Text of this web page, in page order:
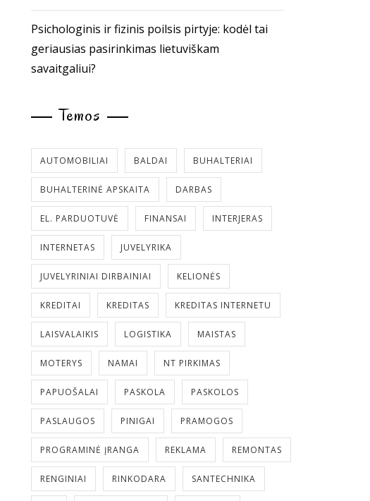
Psichologinis ir fizinis poilsis pirtyje: kodėl tai
geriausias pasirinkimas lietuviškam
savaitgaliui?
Temos
AUTOMOBILIAI BALDAI BUHALTERIAI
BUHALTERINĖ APSKAITA DARBAS
EL. PARDUOTUVĖ FINANSAI INTERJERAS
INTERNETAS JUVELYRIKA
JUVELYRINIAI DIRBAINIAI KELIONĖS
KREDITAI KREDITAS KREDITAS INTERNETU
LAISVALAIKIS LOGISTIKA MAISTAS
MOTERYS NAMAI NT PIRKIMAS
PAPUOŠALAI PASKOLA PASKOLOS
PASLAUGOS PINIGAI PRAMOGOS
PROGRAMINĖ ĮRANGA REKLAMA REMONTAS
RENGINIAI RINKODARA SANTECHNIKA